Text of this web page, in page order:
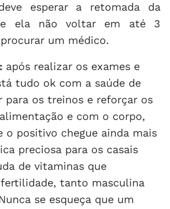
esperar a retomada da
ela não voltar em até 3
um médico.
após realizar os exames e
tudo ok com a saúde de
para os treinos e reforçar os
e com o corpo,
o positivo chegue ainda mais
preciosa para os casais
de vitaminas que
tanto masculina
se esqueça que um